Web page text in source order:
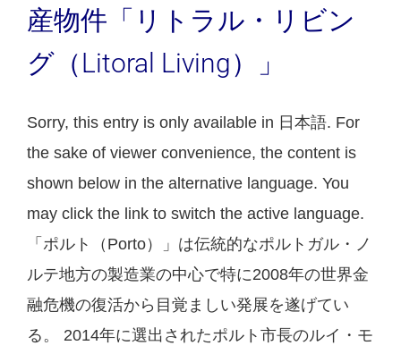
産物件「リトラル・リビン
グ（Litoral Living）」
Sorry, this entry is only available in 日本語. For
the sake of viewer convenience, the content is
shown below in the alternative language. You
may click the link to switch the active language.
「ポルト（Porto）」は伝統的なポルトガル・ノ
ルテ地方の製造業の中心で特に2008年の世界金
融危機の復活から目覚ましい発展を遂げてい
る。 2014年に選出されたポルト市長のルイ・モ